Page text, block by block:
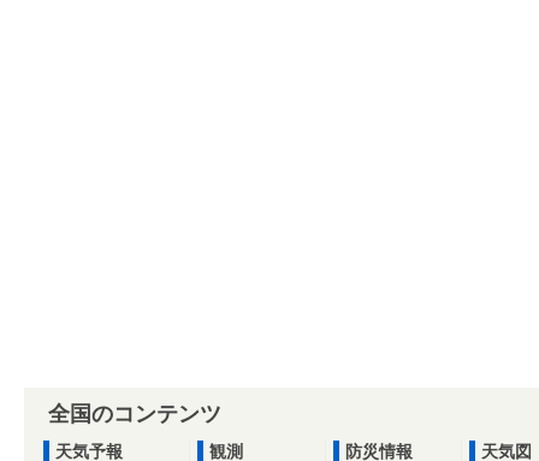
全国のコンテンツ
天気予報
観測
防災情報
天気図